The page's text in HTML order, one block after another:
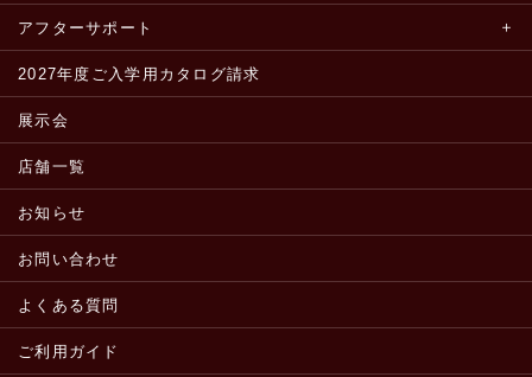
アフターサポート
2027年度ご入学用カタログ請求
展示会
店舗一覧
お知らせ
お問い合わせ
よくある質問
ご利用ガイド